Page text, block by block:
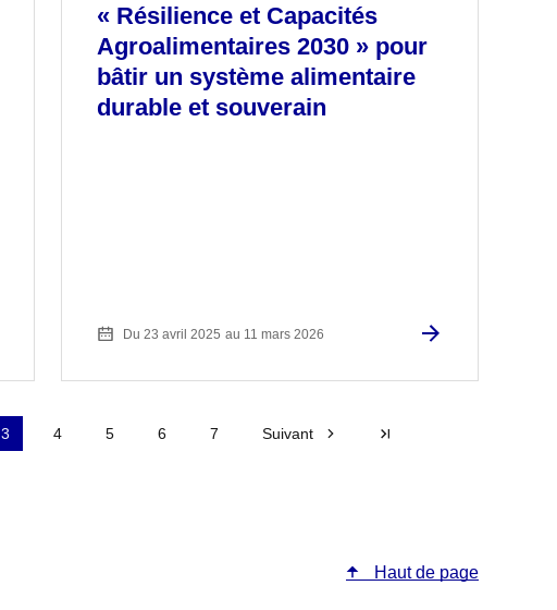
« Résilience et Capacités
Agroalimentaires 2030 » pour
bâtir un système alimentaire
durable et souverain
Du 23 avril 2025 au 11 mars 2026
3 4 5 6 7 Suivant
Haut de page